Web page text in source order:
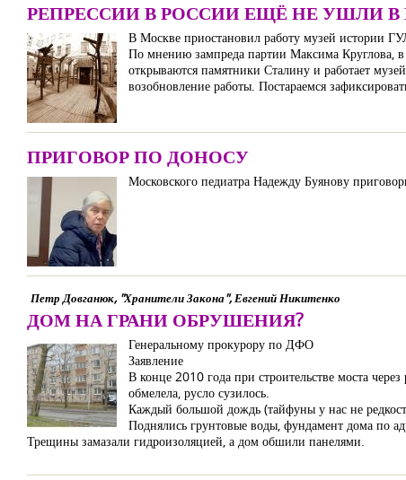
РЕПРЕССИИ В РОССИИ ЕЩЁ НЕ УШЛИ
В Москве приостановил работу музей истории
По мнению зампреда партии Максима Круглова, в
открываются памятники Сталину и работает
возобновление работы. Постараемся
ПРИГОВОР ПО ДОНОСУ
Московского педиатра Надежду Буянову
Петр Довганюк, "Хранители Закона", Евгений Никитенко
ДОМ НА ГРАНИ ОБРУШЕНИЯ?
Генеральному прокурору по ДФО
Заявление
В конце 2010 года при строительстве моста
обмелела, русло сузилось.
Каждый большой дождь (тайфуны у нас не
Поднялись грунтовые воды, фундамент дома по
Трещины замазали гидроизоляцией, а дом обшили панелями.